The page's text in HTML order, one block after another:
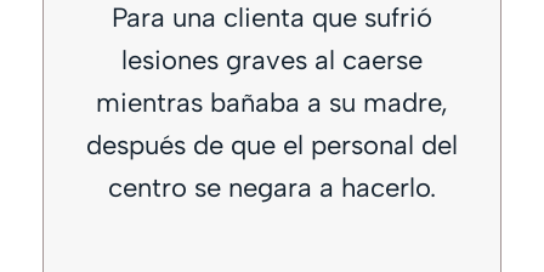
Para una clienta que sufrió
lesiones graves al caerse
mientras bañaba a su madre,
después de que el personal del
centro se negara a hacerlo.